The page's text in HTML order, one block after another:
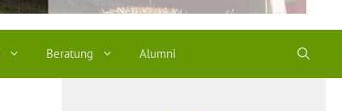
Beratung Alumni